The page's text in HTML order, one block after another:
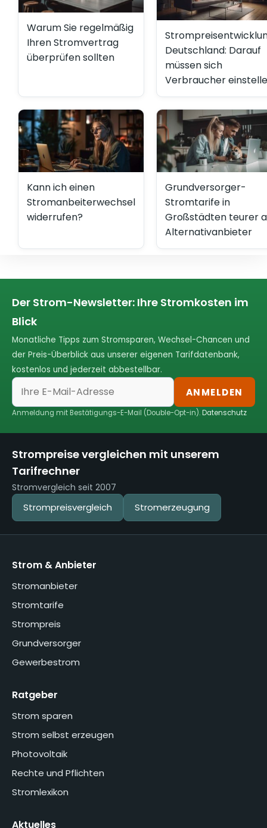
Warum Sie regelmäßig
Ihren Stromvertrag
überprüfen sollten
Deutschland: Darauf
müssen sich
Verbraucher
Kann ich einen
Stromanbeiterwechsel
widerrufen?
Grundversorger-
Stromtarife in
Großstädten teurer
Alternativanbieter
Der Strom-Newsletter: Ihre Stromkosten im
Blick
Monatliche Tipps zum Stromsparen, Wechsel-Chancen und
der Preis-Überblick aus unserer eigenen Tarifdatenbank,
kostenlos und jederzeit abbestellbar.
ANMELDEN
Anmeldung mit Bestätigungs-E-Mail (Double-Opt-in).Datenschutz
Strompreise vergleichen mit unserem
Tarifrechner
Stromvergleich seit 2007
Strompreisvergleich Stromerzeugung
Strom & Anbieter
Stromanbieter
Stromtarife
Strompreis
Grundversorger
Gewerbestrom
Ratgeber
Strom sparen
Strom selbst erzeugen
Photovoltaik
Rechte und Pflichten
Stromlexikon
Aktuelles